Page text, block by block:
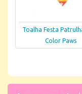
Toalha Festa
Color Paws